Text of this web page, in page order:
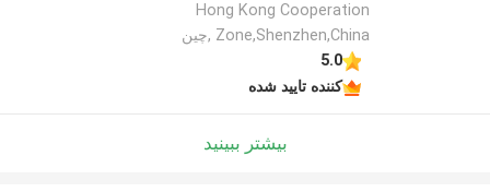
Hong Kong Cooperation
Zone,Shenzhen,China ,چین
5.0
کننده تایید شده
بیشتر ببینید